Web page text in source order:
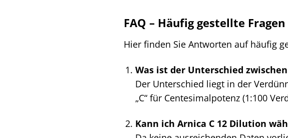
FAQ – Häufig gestellte
Hier finden Sie Antworten auf häufig
Was ist der Unterschied
Der Unterschied liegt in der
„C“ für Centesimalpotenz (1:100
Kann ich Arnica C 12 Dilution